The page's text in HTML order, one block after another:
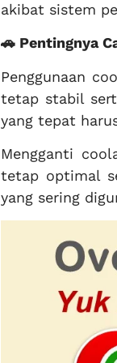
akibat sistem
🚗 Pentingnya
Penggunaan
tetap stabil
yang tepat
Mengganti
tetap optimal
yang sering